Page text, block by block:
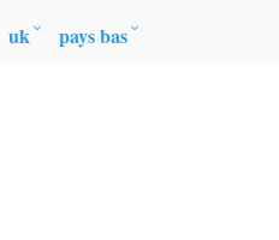
uk pays bas